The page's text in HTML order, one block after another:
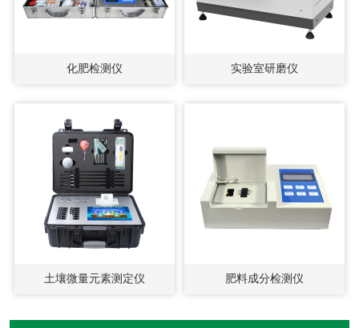
化肥检测仪 实验室研磨仪
土壤微量元素测定仪 肥料成分检测仪